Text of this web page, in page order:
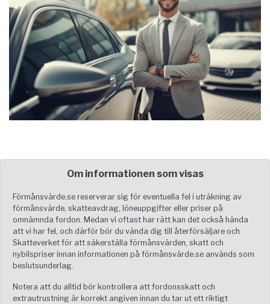
Om informationen som visas
Förmånsvärde.se reserverar sig för eventuella fel i uträkning av
förmånsvärde, skatteavdrag, löneuppgifter eller priser på
omnämnda fordon. Medan vi oftast har rätt kan det också hända
att vi har fel, och därför bör du vända dig till återförsäljare och
Skatteverket för att säkerställa förmånsvärden, skatt och
nybilspriser innan informationen på förmånsvärde.se används som
beslutsunderlag.
Notera att du alltid bör kontrollera att fordonsskatt och
extrautrustning är korrekt angiven innan du tar ut ett riktigt